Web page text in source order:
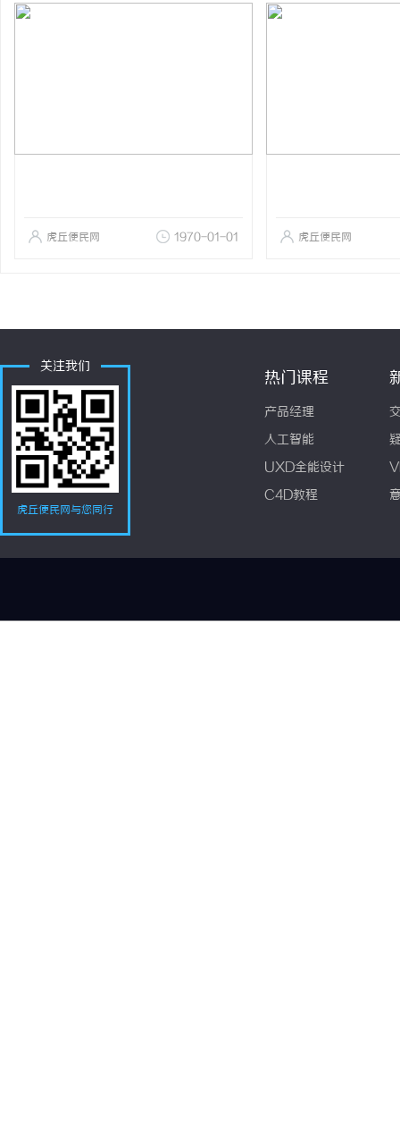
虎丘便民网 1970-01-01 虎丘便民网
关注我们
虎丘便民网与您同行
热门课程
产品经理
人工智能
UXD全能设计
C4D教程